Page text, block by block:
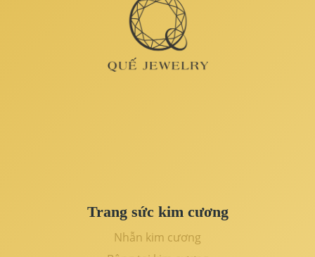
Trang sức kim cương
Nhẫn kim cương